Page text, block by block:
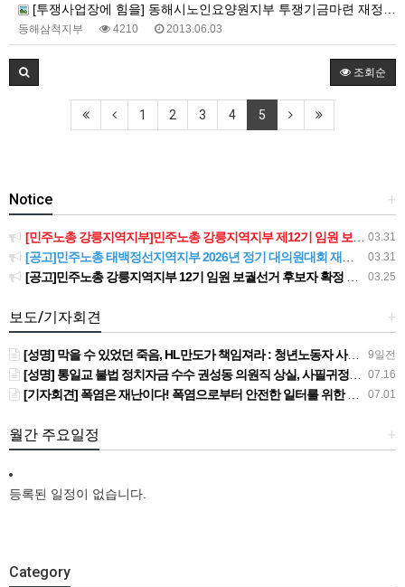
[투쟁사업장에 힘을] 동해시노인요양원지부 투쟁기금마련 재정사업에 함께 해주세요
동해삼척지부 4210 2013.06.03
조회순
1 2 3 4 5
+
Notice
03.31
[민주노총 강릉지역지부]민주노총 강릉지역지부 제12기 임원 보궐선거결과 공고
03.31
[공고]민주노총 태백정선지역지부 2026년 정기 대의원대회 재소집 건
03.25
[공고]민주노총 강릉지역지부 12기 임원 보궐선거 후보자 확정 공고
+
보도/기자회견
9일전
[성명] 막을 수 있었던 죽음, HL만도가 책임져라 : 청년노동자 사망사고의 철저한 진상규명과 재발방지 대책 마련하라
07.16
[성명] 통일교 불법 정치자금 수수 권성동 의원직 상실, 사필귀정이다
07.01
[기자회견] 폭염은 재난이다! 폭염으로부터 안전한 일터를 위한 민주노총 강원지역본부 폭염감시단 선포 기자회견
+
월간 주요일정
등록된 일정이 없습니다.
Category